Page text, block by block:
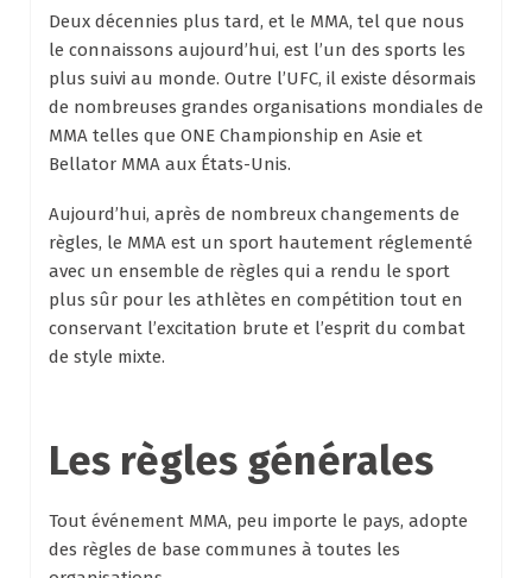
Deux décennies plus tard, et le MMA, tel que nous
le connaissons aujourd’hui, est l’un des sports les
plus suivi au monde. Outre l’UFC, il existe désormais
de nombreuses grandes organisations mondiales de
MMA telles que ONE Championship en Asie et
Bellator MMA aux États-Unis.
Aujourd’hui, après de nombreux changements de
règles, le MMA est un sport hautement réglementé
avec un ensemble de règles qui a rendu le sport
plus sûr pour les athlètes en compétition tout en
conservant l’excitation brute et l’esprit du combat
de style mixte.
Les règles générales
Tout événement MMA, peu importe le pays, adopte
des règles de base communes à toutes les